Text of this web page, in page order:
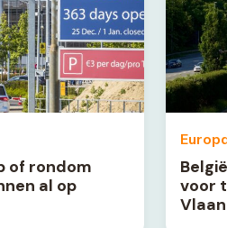
of rondom
al op
voor